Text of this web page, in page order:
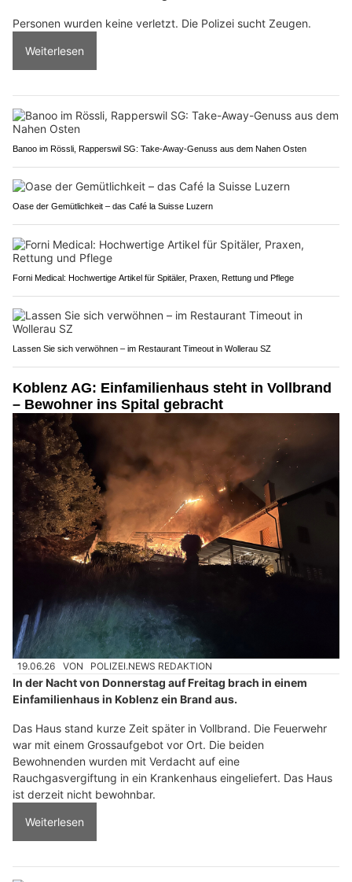
Personen wurden keine verletzt. Die Polizei sucht Zeugen.
Weiterlesen
Banoo im Rössli, Rapperswil SG: Take-Away-Genuss aus dem Nahen Osten
Oase der Gemütlichkeit – das Café la Suisse Luzern
Forni Medical: Hochwertige Artikel für Spitäler, Praxen, Rettung und Pflege
Lassen Sie sich verwöhnen – im Restaurant Timeout in Wollerau SZ
Koblenz AG: Einfamilienhaus steht in Vollbrand
– Bewohner ins Spital gebracht
19.06.26 VON POLIZEI.NEWS REDAKTION
In der Nacht von Donnerstag auf Freitag brach in einem
Einfamilienhaus in Koblenz ein Brand aus.
Das Haus stand kurze Zeit später in Vollbrand. Die Feuerwehr
war mit einem Grossaufgebot vor Ort. Die beiden
Bewohnenden wurden mit Verdacht auf eine
Rauchgasvergiftung in ein Krankenhaus eingeliefert. Das Haus
ist derzeit nicht bewohnbar.
Weiterlesen